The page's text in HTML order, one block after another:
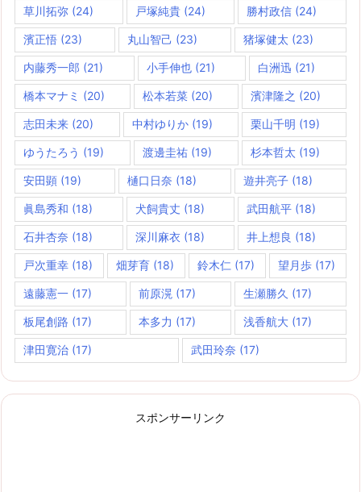
草川拓弥 (24) 戸塚純貴(24) 勝村政信 (24)
濱正悟 (23) 丸山智己 (23) 猪塚健太 (23)
内藤秀一郎 (21) 小手伸也(21) 白洲迅 (21)
橋本マナミ (20) 松本若菜 (20) 濱津隆之 (20)
志田未来 (20) 中村ゆりか(19) 栗山千明 (19)
ゆうたろう (19) 渡邊圭祐 (19) 杉本哲太 (19)
安田顕 (19) 樋口日奈 (18) 遊井亮子(18)
眞島秀和 (18) 犬飼貴丈 (18) 武田航平 (18)
石井杏奈 (18) 深川麻衣 (18) 井上想良 (18)
戸次重幸 (18) 畑芽育 (18) 鈴木仁 (17) 望月歩 (17)
遠藤憲一 (17) 前原滉 (17) 生瀬勝久 (17)
板尾創路 (17) 本多力 (17) 浅香航大(17)
津田寛治 (17) 武田玲奈 (17)
スポンサーリンク